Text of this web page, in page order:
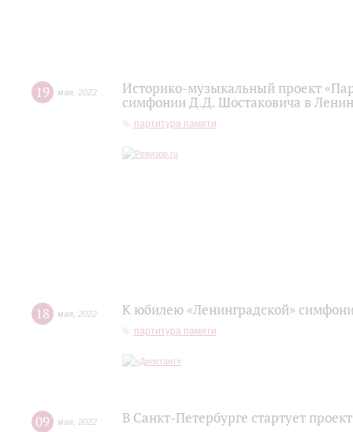
19 мая 2022
Историко-музыкальный проект
симфонии Д.Д. Шостаковича в
партитура памяти
18 мая 2022 К юбилею «Ленинградской»
партитура памяти
09 мая 2022 В Санкт-Петербурге стартует